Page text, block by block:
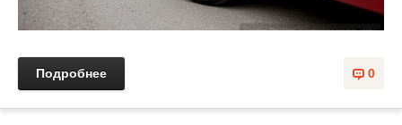
0
Подробнее